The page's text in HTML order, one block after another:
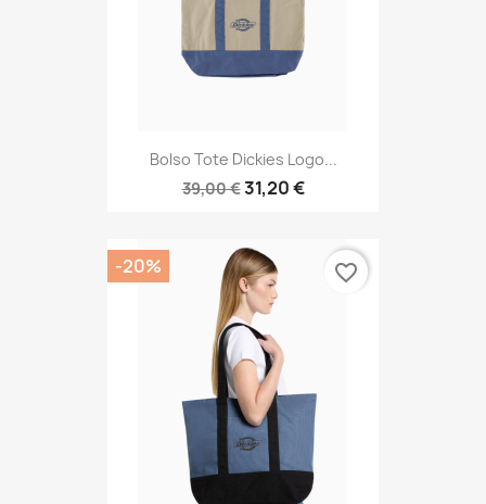
Bolso Tote Dickies Logo...
39,00 €31,20 €
-20% favorite_border